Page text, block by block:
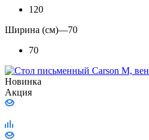
120
Ширина (см)—70
70
Новинка
Акция